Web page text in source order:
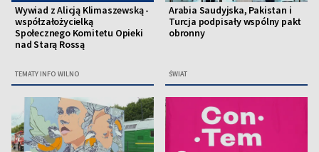
Wywiad z Alicją Klimaszewską -
współzałożycielką
Społecznego Komitetu Opieki
nad Starą Rossą
TEMATY INFO WILNO
Arabia Saudyjska, Pakistan i
Turcja podpisały wspólny pakt
obronny
ŚWIAT